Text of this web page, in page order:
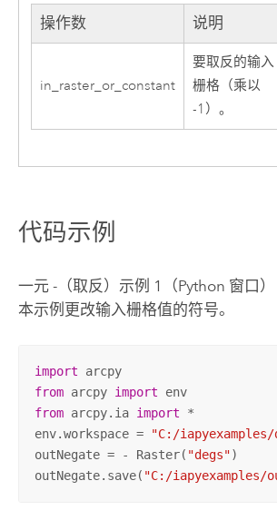
操作数 说明
in_raster_or_constant
要取反的输入
栅格（乘以
-1）。
代码示例
一元 -（取反）示例 1（Python 窗口）
本示例更改输入栅格值的符号。
import
arcpy
from arcpy import
env
from arcpy.ia import *
env.workspace =
"C:/
outNegate = - Raster( "degs")
outNegate.save( "C:/iapyexamples/